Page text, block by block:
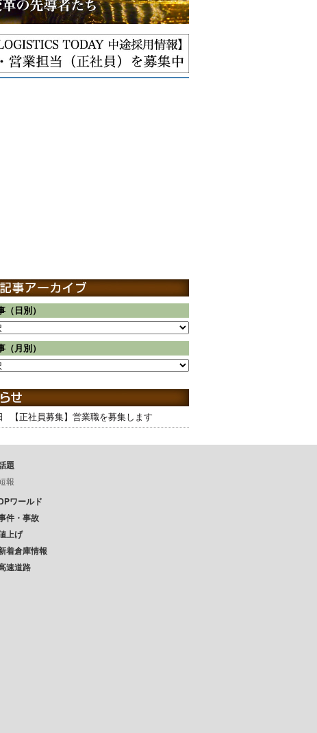
（日別）
（月別）
【正社員募集】営業職を募集します
題
報
ワールド
件・事故
上げ
着倉庫情報
速道路